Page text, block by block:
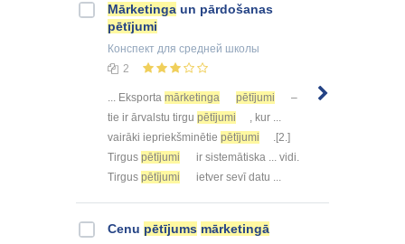
Mārketinga un pārdošanas
pētījumi
Конспект для средней школы
2
... Eksporta mārketinga pētījumi
–
tie ir ārvalstu tirgu pētījumi
, kur ...
vairāki iepriekšminētie pētījumi
.[2.]
Tirgus pētījumi
ir sistemātiska ... vidi.
Tirgus pētījumi ietver sevī datu ...
Cenu pētījums mārketingā